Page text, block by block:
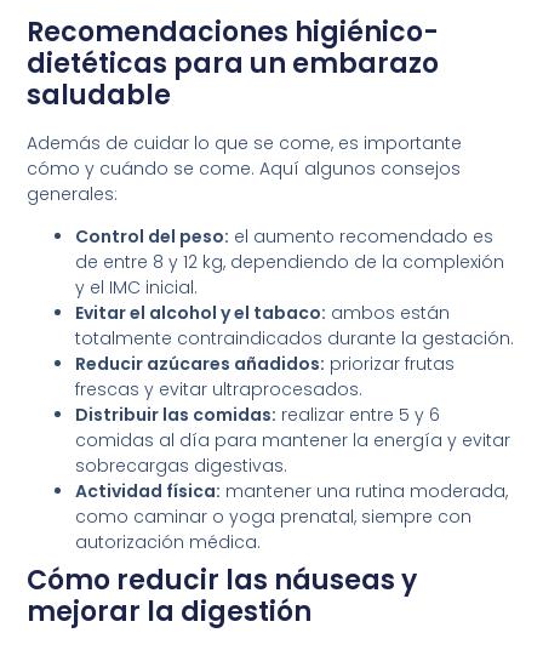
Recomendaciones higiénico-
dietéticas para un embarazo
saludable
Además de cuidar lo que se come, es importante
cómo y cuándo se come. Aquí algunos consejos
generales:
Control del peso: el aumento recomendado es
de entre 8 y 12 kg, dependiendo de la complexión
y el IMC inicial.
Evitar el alcohol y el tabaco: ambos están
totalmente contraindicados durante la gestación.
Reducir azúcares añadidos: priorizar frutas
frescas y evitar ultraprocesados.
Distribuir las comidas: realizar entre 5 y 6
comidas al día para mantener la energía y evitar
sobrecargas digestivas.
Actividad física: mantener una rutina moderada,
como caminar o yoga prenatal, siempre con
autorización médica.
Cómo reducir las náuseas y
mejorar la digestión